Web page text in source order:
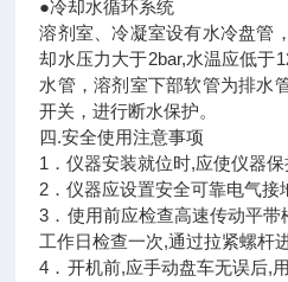
●冷却水循环系统
溶剂室、冷凝室设有水冷盘管
却水压力大于2bar,水温应低
水管，溶剂室下部软管为排水
开关，进行断水保护。
四.安全使用注意事项
1．仪器安装就位时,应使仪器保
2．仪器应设置安全可靠电气接
3．使用前应检查高速传动平
工作日检查一次,通过拉紧螺杆
4．开机前,应手动盘车无误后,